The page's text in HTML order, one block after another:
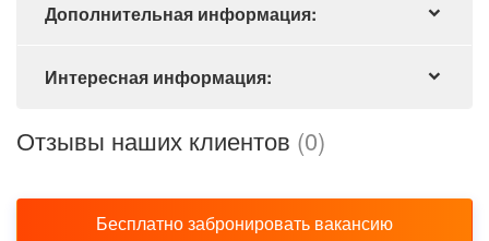
Дополнительная информация:
Интересная информация:
Отзывы наших клиентов (0)
Бесплатно забронировать вакансию